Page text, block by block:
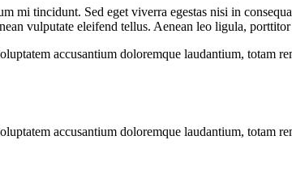
mi tincidunt. Sed eget viverra egestas nisi in
vulputate eleifend tellus. Aenean leo ligula,
accusantium doloremque laudantium, totam
accusantium doloremque laudantium, totam